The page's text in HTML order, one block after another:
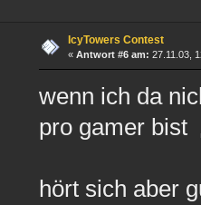
IcyTowers Contest
« Antwort #6 am: 27.11.03,
wenn ich da
pro gamer bist
hört sich aber